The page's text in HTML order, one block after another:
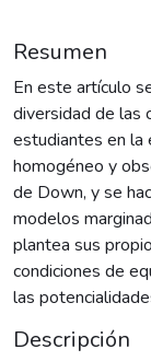
Resumen
En este artículo
diversidad de las
estudiantes en la
homogéneo y
de Down, y se
modelos
plantea sus
condiciones de
las
Descripción